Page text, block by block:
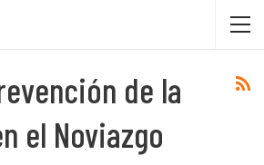
de la
el Noviazgo